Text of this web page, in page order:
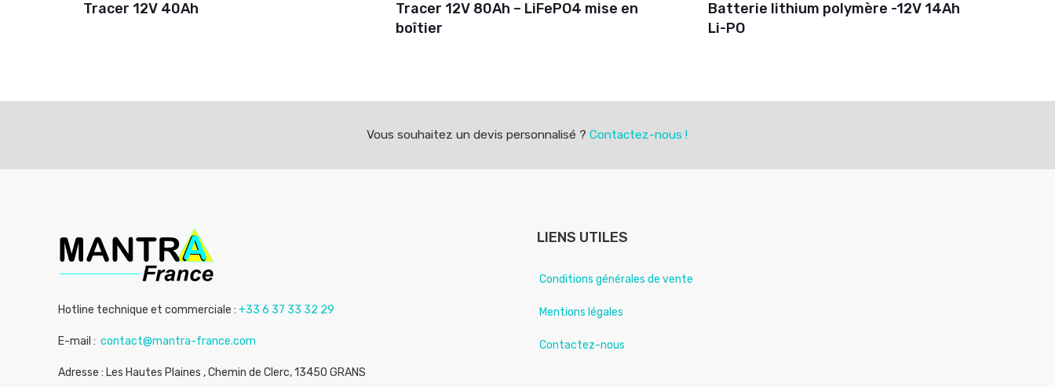
Tracer 12V 40Ah
Tracer 12V 80Ah – LiFePO4 mise en
boîtier
Batterie lithium polymère -12V 14Ah
Li-PO
Vous souhaitez un devis personnalisé ?Contactez-nous !
Hotline technique et commerciale :+33 6 37 33 32 29
E-mail :contact@mantra-france.com
Adresse : Les Hautes Plaines , Chemin de Clerc, 13450 GRANS
LIENS UTILES
Conditions générales de vente
Mentions légales
Contactez-nous